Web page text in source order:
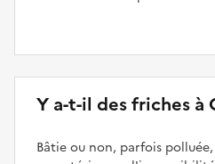
Y a-t-il des friches à
Bâtie ou non, parfois